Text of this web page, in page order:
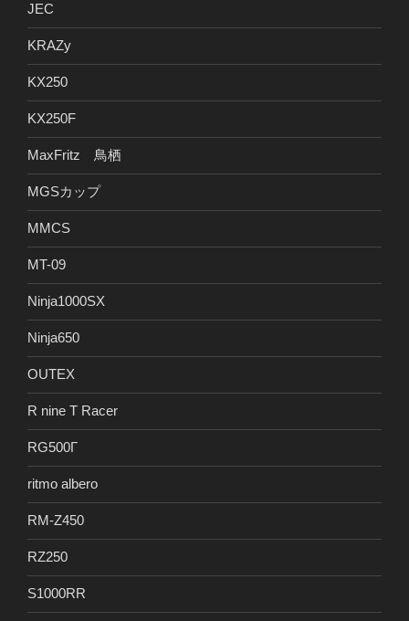
JEC
KRAZy
KX250
KX250F
MaxFritz 鳥栖
MGSカップ
MMCS
MT-09
Ninja1000SX
Ninja650
OUTEX
R nine T Racer
RG500Γ
ritmo albero
RM-Z450
RZ250
S1000RR